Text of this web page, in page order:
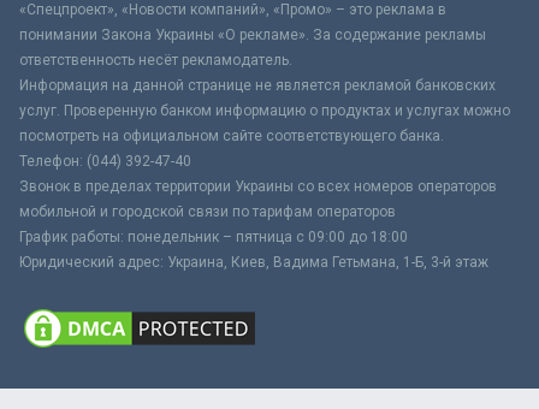
«Спецпроект», «Новости компаний», «Промо» – это реклама в
понимании Закона Украины «О рекламе». За содержание рекламы
ответственность несёт рекламодатель.
Информация на данной странице не является рекламой банковских
услуг. Проверенную банком информацию о продуктах и услугах можно
посмотреть на официальном сайте соответствующего банка.
Телефон: (044) 392-47-40
Звонок в пределах территории Украины со всех номеров операторов
мобильной и городской связи по тарифам операторов
График работы: понедельник – пятница с 09:00 до 18:00
Юридический адрес: Украина, Киев, Вадима Гетьмана, 1-Б, 3-й этаж